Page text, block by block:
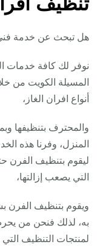
هل تبحث عن خدمة
نوفر لك كافة خدمات
المسيلة الكويت من
أنواع افران الغاز،
والمحترف بتنظيفها
المنزل، وفرنا هذه
ليقوم بتنظيف الفرن
التي يصعب إزالتها،
ويقوم بتنظيف الفرن
به، لذلك فنحن من
لمنتجات التنظيف